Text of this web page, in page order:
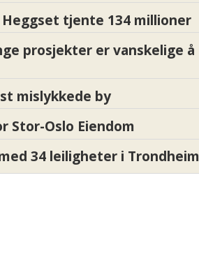
Heggset tjente 134 millioner
prosjekter er vanskelige å
mislykkede by
Stor-Oslo Eiendom
34 leiligheter i Trondheim